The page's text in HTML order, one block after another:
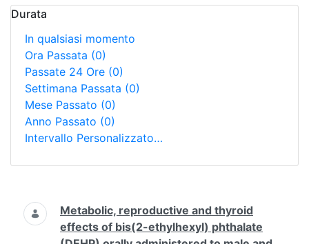
Durata
In qualsiasi momento
Ora Passata (0)
Passate 24 Ore (0)
Settimana Passata (0)
Mese Passato (0)
Anno Passato (0)
Intervallo Personalizzato…
Ricerca
Metabolic, reproductive and thyroid
effects of bis(2-ethylhexyl) phthalate